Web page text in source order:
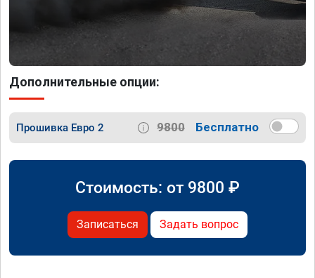
Дополнительные опции:
Прошивка Евро 2 9800 Бесплатно
Стоимость: от 9800 ₽
Записаться Задать вопрос